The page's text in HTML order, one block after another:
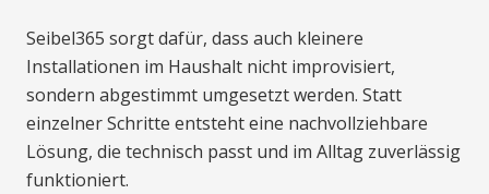
Seibel365 sorgt dafür, dass auch kleinere
Installationen im Haushalt nicht improvisiert,
sondern abgestimmt umgesetzt werden. Statt
einzelner Schritte entsteht eine nachvollziehbare
Lösung, die technisch passt und im Alltag zuverlässig
funktioniert.